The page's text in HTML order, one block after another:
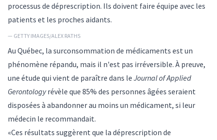
processus de déprescription. Ils doivent faire équipe avec les
patients et les proches aidants.
— GETTY IMAGES/ALEX RATHS
Au Québec, la surconsommation de médicaments est un
phénomène répandu, mais il n'est pas irréversible. À preuve,
une étude qui vient de paraître dans le Journal of Applied
Gerontologyrévèle que 85% des personnes âgées seraient
disposées à abandonner au moins un médicament, si leur
médecin le recommandait.
«Ces résultats suggèrent que la déprescription de